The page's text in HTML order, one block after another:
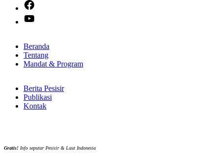
Beranda
Tentang
Mandat & Program
Berita Pesisir
Publikasi
Kontak
Gratis! Info seputar Pesisir & Laut Indonesia